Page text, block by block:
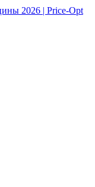
2026 | Price-Opt